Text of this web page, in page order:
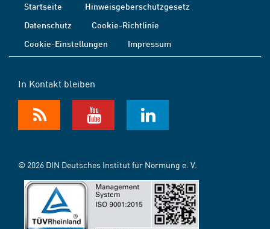
Startseite
Hinweisgeberschutzgesetz
Datenschutz
Cookie-Richtlinie
Cookie-Einstellungen
Impressum
In Kontakt bleiben
© 2026 DIN Deutsches Institut für Normung e. V.